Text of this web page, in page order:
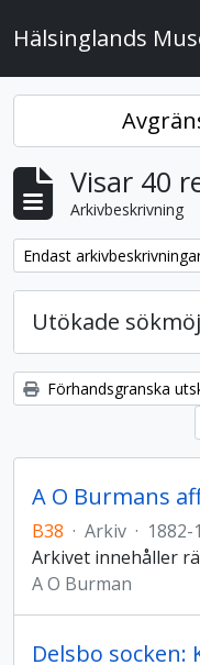
Hälsinglands
Visar 40
Arkivbeskrivning
Remove filter:
Endast
Utökade
Förhandsgranska
A O Burmans
B38 · Arkiv · 1882-
Arkivet innehåller
A O Burman